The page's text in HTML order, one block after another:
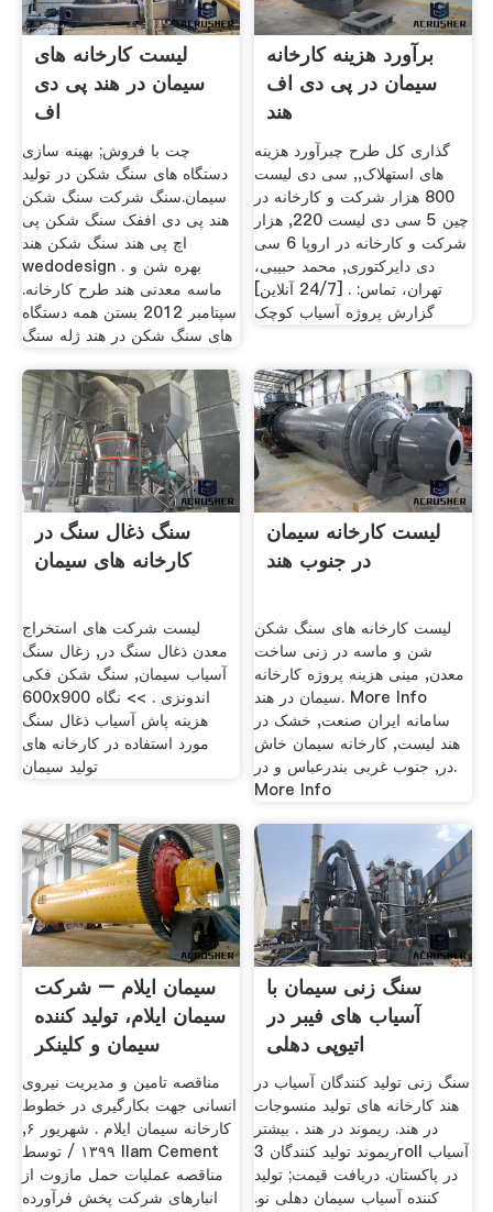
لیست کارخانه های
سیمان در هند پی دی
اف
چت با فروش; بهینه سازی
دستگاه های سنگ شکن در تولید
سیمان.سنگ شرکت سنگ شکن
هند پی دی اففک سنگ شکن پی
اچ پی هند سنگ شکن هند
wedodesign . بهره شن و
ماسه معدنی هند طرح کارخانه.
سپتامبر 2012 بستن همه دستگاه
های سنگ شکن در هند ژله سنگ
برآورد هزینه کارخانه
سیمان در پی دی اف
هند
گذاری کل طرح چبرآورد هزینه
های استهلاک,, سی دی لیست
800 هزار شرکت و کارخانه در
چین 5 سی دی لیست 220, هزار
شرکت و کارخانه در اروپا 6 سی
دی دایرکتوری, محمد حبیبی،
تهران، تماس: . [24/7 آنلاین]
گزارش پروژه آسیاب کوچک
سنگ ذغال سنگ در
کارخانه های سیمان
لیست شرکت های استخراج
معدن ذغال سنگ در, زغال سنگ
آسیاب سیمان, سنگ شکن فکی
600x900 اندونزی . >> نگاه
هزینه پاش آسیاب ذغال سنگ
مورد استفاده در کارخانه های
تولید سیمان
لیست کارخانه سیمان
در جنوب هند
لیست کارخانه های سنگ شکن
شن و ماسه در زنی ساخت
معدن, مینی هزینه پروژه کارخانه
سیمان در هند. More Info
سامانه ایران صنعت, خشک در
هند لیست, کارخانه سیمان خاش
در, جنوب غربی بندرعباس و در.
More Info
سیمان ایلام – شرکت
سیمان ایلام، تولید کننده
سیمان و کلینکر
مناقصه تامین و مدیریت نیروی
انسانی جهت بکارگیری در خطوط
کارخانه سیمان ایلام . شهریور ۶,
۱۳۹۹ / توسط Ilam Cement
مناقصه عملیات حمل مازوت از
انبارهای شرکت پخش فرآورده
سنگ زنی سیمان با
آسیاب های فیبر در
اتیوپی دهلی
سنگ زنی تولید کنندگان آسیاب در
هند کارخانه های تولید منسوجات
در هند. ریموند در هند . بیشتر
ریموند تولید کنندگان 3roll آسیاب
در پاکستان. دریافت قیمت; تولید
کننده آسیاب سیمان دهلی نو.